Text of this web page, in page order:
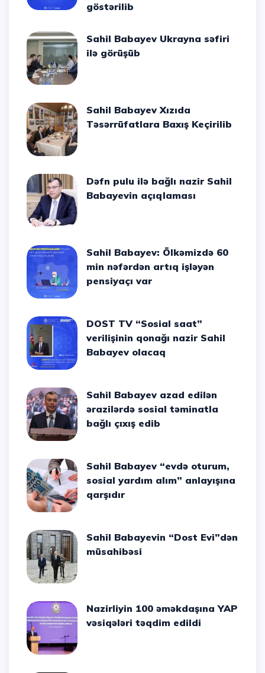
göstərilib
Sahil Babayev Ukrayna səfiri
ilə görüşüb
Sahil Babayev Xızıda
Təsərrüfatlara Baxış Keçirilib
Dəfn pulu ilə bağlı nazir Sahil
Babayevin açıqlaması
Sahil Babayev: Ölkəmizdə 60
min nəfərdən artıq işləyən
pensiyaçı var
DOST TV “Sosial saat”
verilişinin qonağı nazir Sahil
Babayev olacaq
Sahil Babayev azad edilən
ərazilərdə sosial təminatla
bağlı çıxış edib
Sahil Babayev “evdə oturum,
sosial yardım alım” anlayışına
qarşıdır
Sahil Babayevin “Dost Evi”dən
müsahibəsi
Nazirliyin 100 əməkdaşına YAP
vəsiqələri təqdim edildi